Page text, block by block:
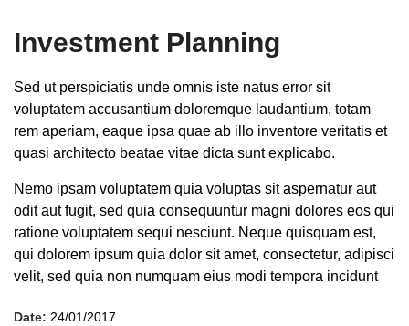
Investment Planning
Sed ut perspiciatis unde omnis iste natus error sit
voluptatem accusantium doloremque laudantium, totam
rem aperiam, eaque ipsa quae ab illo inventore veritatis et
quasi architecto beatae vitae dicta sunt explicabo.
Nemo ipsam voluptatem quia voluptas sit aspernatur aut
odit aut fugit, sed quia consequuntur magni dolores eos qui
ratione voluptatem sequi nesciunt. Neque quisquam est,
qui dolorem ipsum quia dolor sit amet, consectetur, adipisci
velit, sed quia non numquam eius modi tempora incidunt
Date: 24/01/2017